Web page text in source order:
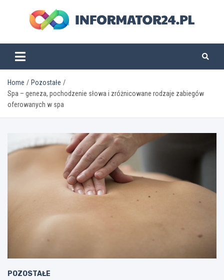
informator24.pl
Home
Pozostałe
Spa – geneza, pochodzenie słowa i zróżnicowane rodzaje zabiegów
oferowanych w spa
POZOSTAŁE